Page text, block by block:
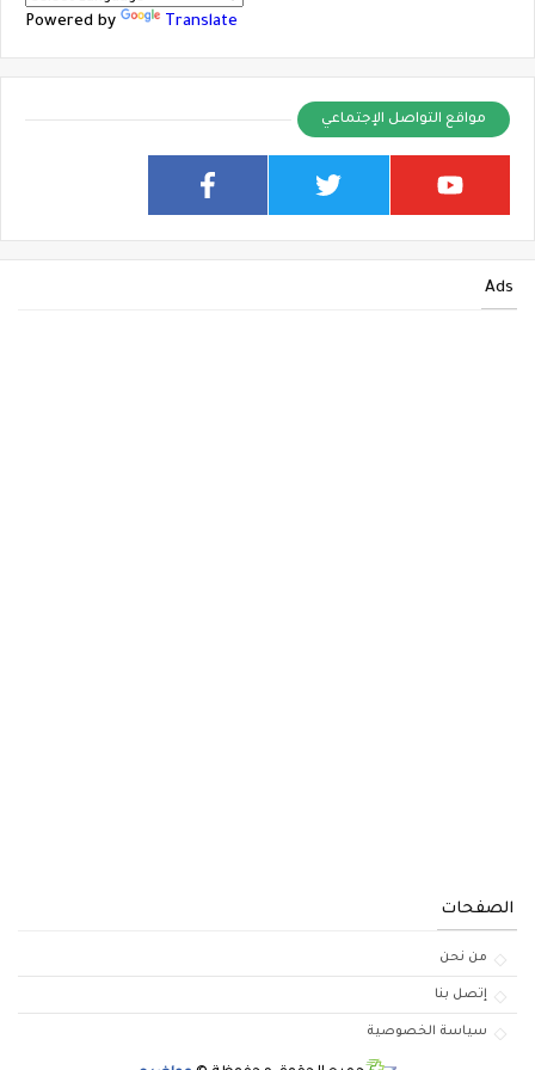
Powered by Translate
مواقع التواصل الإجتماعي
Ads
الصفحات
من نحن
إتصل بنا
سياسة الخصوصية